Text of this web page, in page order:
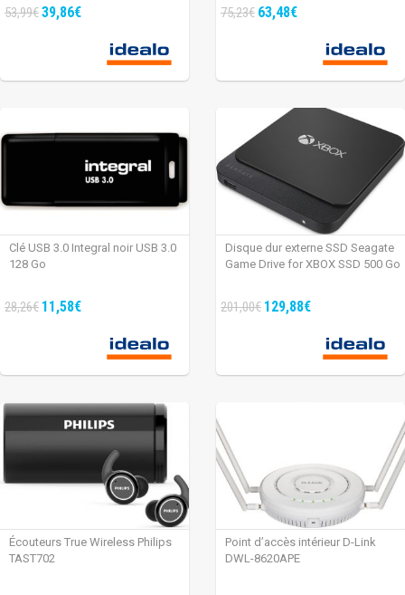
53,99€39,86€ 75,23€ 63,48€
Clé USB 3.0 Integral noir USB 3.0
128 Go
28,26€ 11,58€
Disque dur externe SSD Seagate
Game Drive for XBOX SSD 500 Go
201,00€ 129,88€
Écouteurs True Wireless Philips
TAST702
Point d’accès intérieur D-Link
DWL-8620APE